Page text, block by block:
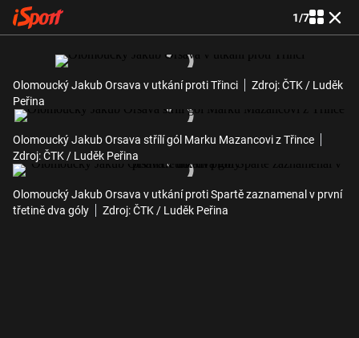
1/7
Olomoucký Jakub Orsava v utkání proti Třinci
Zdroj: ČTK / Luděk
Peřina
Olomoucký Jakub Orsava střílí gól Marku Mazancovi z Třince
Zdroj: ČTK / Luděk Peřina
Olomoucký Jakub Orsava v utkání proti Spartě zaznamenal v první
třetině dva góly
Zdroj: ČTK / Luděk Peřina